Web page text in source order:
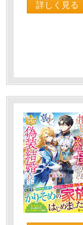
詳しく見る